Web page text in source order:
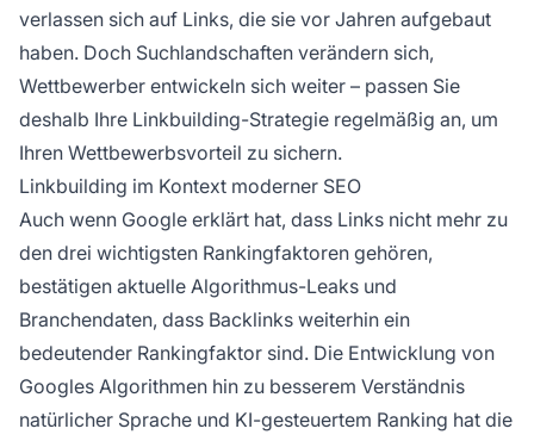
verlassen sich auf Links, die sie vor Jahren aufgebaut
haben. Doch Suchlandschaften verändern sich,
Wettbewerber entwickeln sich weiter – passen Sie
deshalb Ihre Linkbuilding-Strategie regelmäßig an, um
Ihren Wettbewerbsvorteil zu sichern.
Linkbuilding im Kontext moderner SEO
Auch wenn Google erklärt hat, dass Links nicht mehr zu
den drei wichtigsten Rankingfaktoren gehören,
bestätigen aktuelle Algorithmus-Leaks und
Branchendaten, dass Backlinks weiterhin ein
bedeutender Rankingfaktor sind. Die Entwicklung von
Googles Algorithmen hin zu besserem Verständnis
natürlicher Sprache und KI-gesteuertem Ranking hat die